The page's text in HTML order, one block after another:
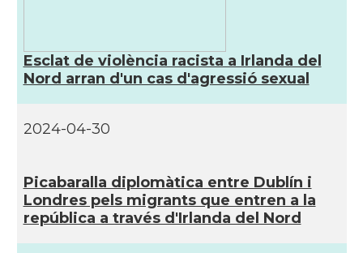
Esclat de violència racista a Irlanda del
Nord arran d'un cas d'agressió sexual
2024-04-30
Picabaralla diplomàtica entre Dublí­n i
Londres pels migrants que entren a la
república a través d'Irlanda del Nord